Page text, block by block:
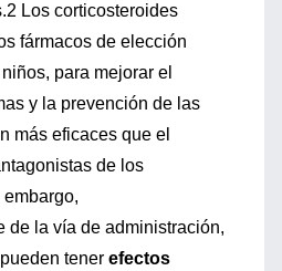
Los corticosteroides
fármacos de elección
para mejorar el
y la prevención de las
más eficaces que el
de los
embargo,
de la vía de administración,
tener efectos